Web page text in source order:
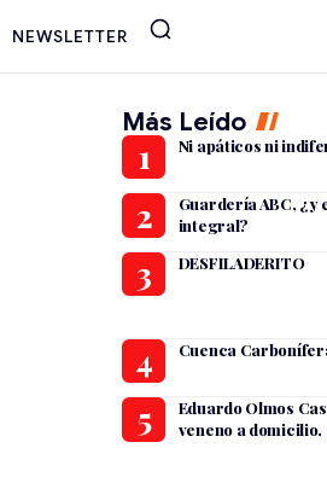
NEWSLETTER
Más Leído
Ni apáticos ni
Guardería ABC,
integral?
DESFILADERITO
Cuenca
Eduardo Olmos
veneno a domicilio.